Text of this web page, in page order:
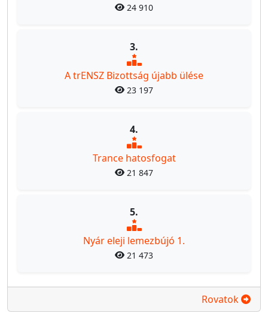
24 910
3.
A trENSZ Bizottság újabb ülése
23 197
4.
Trance hatosfogat
21 847
5.
Nyár eleji lemezbújó 1.
21 473
Rovatok